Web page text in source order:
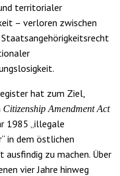
territorialer
– verloren zwischen
hat zum Ziel,
Citizenship Amendment Act
1985 „illegale
in dem östlichen
ausfindig zu machen. Über
vier Jahre hinweg